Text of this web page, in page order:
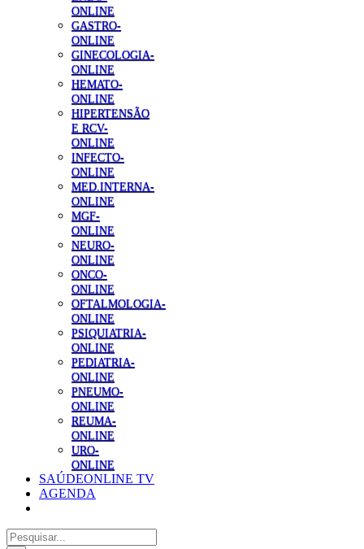
ONLINE
GASTRO-
ONLINE
GINECOLOGIA-
ONLINE
HEMATO-
ONLINE
HIPERTENSÃO
E RCV-
ONLINE
INFECTO-
ONLINE
MED.INTERNA-
ONLINE
MGF-
ONLINE
NEURO-
ONLINE
ONCO-
ONLINE
OFTALMOLOGIA-
ONLINE
PSIQUIATRIA-
ONLINE
PEDIATRIA-
ONLINE
PNEUMO-
ONLINE
REUMA-
ONLINE
URO-
ONLINE
SAÚDEONLINE TV
AGENDA
Pesquisar